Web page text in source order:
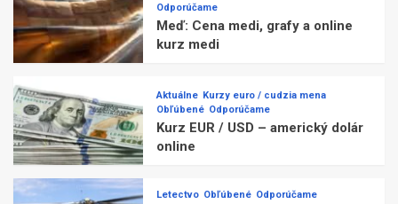
Odporúčame
Meď: Cena medi, grafy a online
kurz medi
Aktuálne Kurzy euro / cudzia mena
Obľúbené Odporúčame
Kurz EUR / USD – americký dolár
online
Letectvo Obľúbené Odporúčame